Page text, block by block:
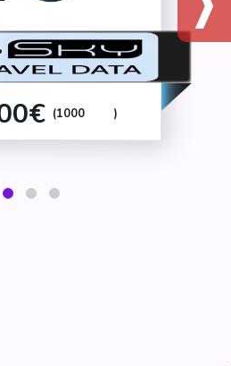
(1000 )